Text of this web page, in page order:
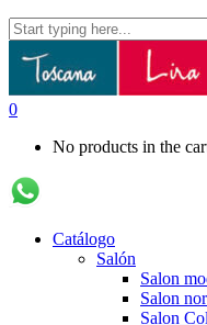
0
No products in the
Catálogo
Salón
Salon
Salon
Salon